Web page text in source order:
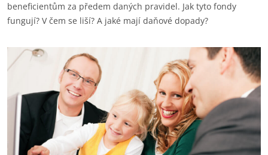
beneficientům za předem daných pravidel. Jak tyto fondy
fungují? V čem se liší? A jaké mají daňové dopady?